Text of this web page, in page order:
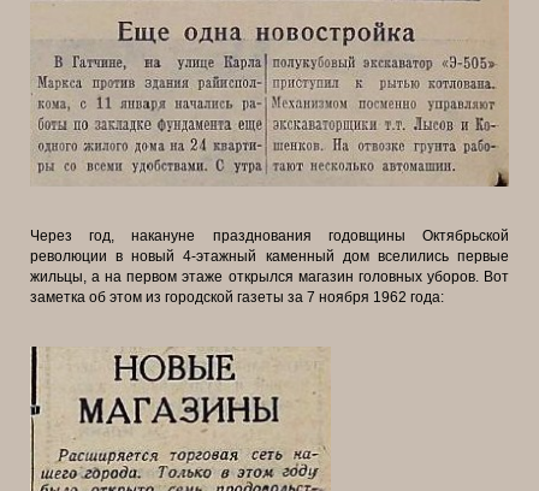
Через год, накануне празднования годовщины Октябрьской
революции вновый 4-этажный каменный дом вселились первые
жильцы, а на первом этаже открылся магазин головных уборов. Вот
заметка об этом из городской газеты за 7 ноября 1962 года: